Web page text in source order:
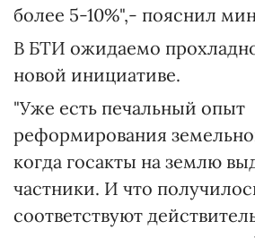
более 5-10%",- пояснил
В БТИ ожидаемо
новой инициативе.
"Уже есть печальный опыт
реформирования
когда госакты на землю
частники. И что
соответствуют